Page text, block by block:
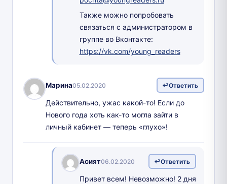
Также можно попробовать
связаться с администратором в
группе во Вконтакте:
https://vk.com/young_readers
Марина05.02.2020 Ответить
Действительно, ужас какой-то! Если до
Нового года хоть как-то могла зайти в
личный кабинет — теперь «глухо»!
Асият06.02.2020 Ответить
Привет всем! Невозможно! 2 дня